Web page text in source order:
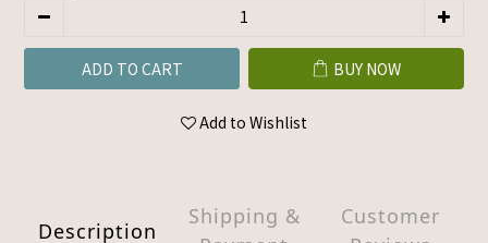
ADD TO CART BUY NOW
Add to Wishlist
Description
Shipping &
Customer